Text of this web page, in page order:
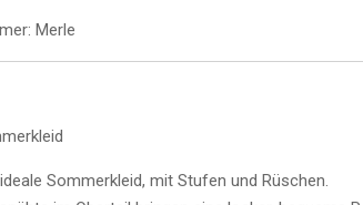
Merle
Sommerkleid, mit Stufen und Rüschen.